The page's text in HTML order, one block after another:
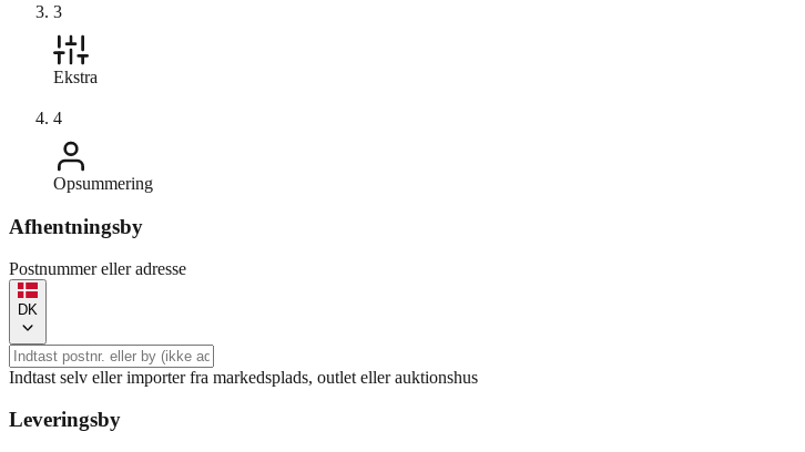
3
Ekstra
4
Opsummering
Afhentningsby
Postnummer eller adresse
DK
Indtast selv eller importer fra markedsplads, outlet eller auktionshus
Leveringsby